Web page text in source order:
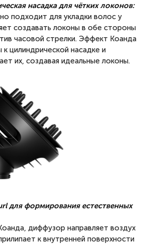
насадка для чётких локонов:
подходит для укладки волос у
создавать локоны в обе стороны
часовой стрелки. Эффект Коанда
к цилиндрической насадке и
их, создавая идеальные локоны.
для формирования естественных
диффузор направляет воздух
к внутренней поверхности